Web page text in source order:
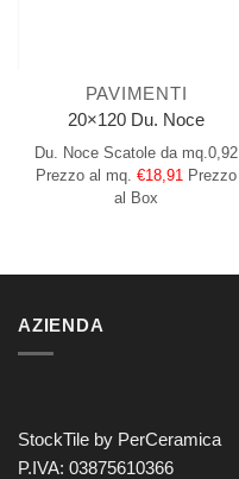
PAVIMENTI
20×120 Du. Noce
Du. Noce Scatole da mq.0,92
Prezzo al mq. €18,91 Prezzo
al Box
AZIENDA
StockTile by PerCeramica
P.IVA: 03875610366